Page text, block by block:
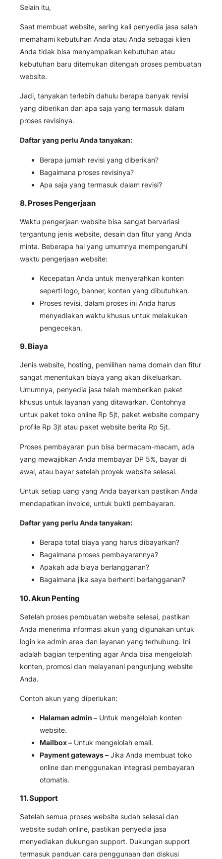
Selain itu,
Saat membuat website, sering kali penyedia jasa salah
memahami kebutuhan Anda atau Anda sebagai klien
Anda tidak bisa menyampaikan kebutuhan atau
kebutuhan baru ditemukan ditengah proses pembuatan
website.
Jadi, tanyakan terlebih dahulu berapa banyak revisi
yang diberikan dan apa saja yang termasuk dalam
proses revisinya.
Daftar yang perlu Anda tanyakan:
Berapa jumlah revisi yang diberikan?
Bagaimana proses revisinya?
Apa saja yang termasuk dalam revisi?
8. Proses Pengerjaan
Waktu pengerjaan website bisa sangat bervariasi
tergantung jenis website, desain dan fitur yang Anda
minta. Beberapa hal yang umumnya mempengaruhi
waktu pengerjaan website:
Kecepatan Anda untuk menyerahkan konten
seperti logo, banner, konten yang dibutuhkan.
Proses revisi, dalam proses ini Anda harus
menyediakan waktu khusus untuk melakukan
pengecekan.
9. Biaya
Jenis website, hosting, pemilihan nama domain dan fitur
sangat menentukan biaya yang akan dikeluarkan.
Umumnya, penyedia jasa telah memberikan paket
khusus untuk layanan yang ditawarkan. Contohnya
untuk paket toko online Rp 5jt, paket website company
profile Rp 3jt atau paket website berita Rp 5jt.
Proses pembayaran pun bisa bermacam-macam, ada
yang mewajibkan Anda membayar DP 5%, bayar di
awal, atau bayar setelah proyek website selesai.
Untuk setiap uang yang Anda bayarkan pastikan Anda
mendapatkan invoice, untuk bukti pembayaran.
Daftar yang perlu Anda tanyakan:
Berapa total biaya yang harus dibayarkan?
Bagaimana proses pembayarannya?
Apakah ada biaya berlangganan?
Bagaimana jika saya berhenti berlangganan?
10. Akun Penting
Setelah proses pembuatan website selesai, pastikan
Anda menerima informasi akun yang digunakan untuk
login ke admin area dan layanan yang terhubung. Ini
adalah bagian terpenting agar Anda bisa mengelolah
konten, promosi dan melayanani pengunjung website
Anda.
Contoh akun yang diperlukan:
Halaman admin – Untuk mengelolah konten
website.
Mailbox – Untuk mengelolah email.
Payment gateways – Jika Anda membuat toko
online dan menggunakan integrasi pembayaran
otomatis.
11. Support
Setelah semua proses website sudah selesai dan
website sudah online, pastikan penyedia jasa
menyediakan dukungan support. Dukungan support
termasuk panduan cara penggunaan dan diskusi